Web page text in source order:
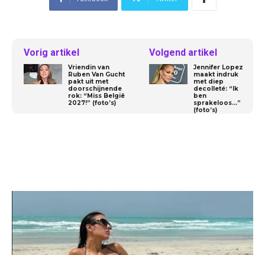
Vorig artikel
Vriendin van
Ruben Van Gucht
pakt uit met
doorschijnende
rok: “Miss België
2027!” (foto’s)
Volgend artikel
Jennifer Lopez
maakt indruk
met diep
decolleté: “Ik
ben
sprakeloos…”
(foto’s)